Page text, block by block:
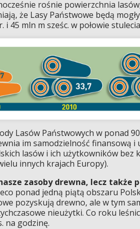
rośnie powierzchnia
że Lasy Państwowe będą
i 45 mln m sześc. w połowie
Lasów Państwowych w ponad
im samodzielność finansową i
lasów i ich użytkowników bez
innych krajach Europy).
zasoby drewna, lecz także
ponad jedną piątą obszaru
pozyskują drewno, ale w tym
nieużytki. Co roku
na godzinę.